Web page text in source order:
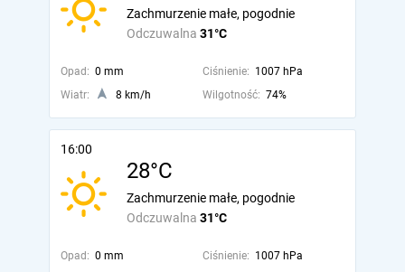
Odczuwalna 31°C
Zachmurzenie małe, pogodnie
Opad: 0 mm Ciśnienie: 1007 hPa
Wiatr:
8 km/h Wilgotność: 74%
16:00
28°C
Odczuwalna 31°C
Zachmurzenie małe, pogodnie
Opad: 0 mm Ciśnienie: 1007 hPa